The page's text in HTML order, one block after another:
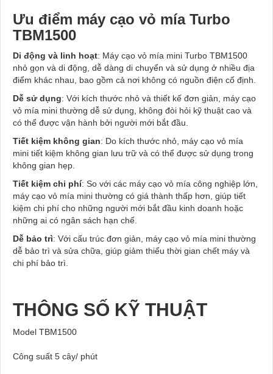
Ưu điểm máy cạo vỏ mía Turbo
TBM1500
Di động và linh hoạt: Máy cạo vỏ mía mini Turbo TBM1500
nhỏ gọn và di động, dễ dàng di chuyển và sử dụng ở nhiều địa
điểm khác nhau, bao gồm cả nơi không có nguồn điện cố định.
Dễ sử dụng: Với kích thước nhỏ và thiết kế đơn giản, máy cạo
vỏ mía mini thường dễ sử dụng, không đòi hỏi kỹ thuật cao và
có thể được vận hành bởi người mới bắt đầu.
Tiết kiệm không gian: Do kích thước nhỏ, máy cạo vỏ mía
mini tiết kiệm không gian lưu trữ và có thể được sử dụng trong
không gian hẹp.
Tiết kiệm chi phí: So với các máy cạo vỏ mía công nghiệp lớn,
máy cạo vỏ mía mini thường có giá thành thấp hơn, giúp tiết
kiệm chi phí cho những người mới bắt đầu kinh doanh hoặc
những ai có ngân sách hạn chế.
Dễ bảo trì: Với cấu trúc đơn giản, máy cạo vỏ mía mini thường
dễ bảo trì và sửa chữa, giúp giảm thiểu thời gian chết máy và
chi phí bảo trì.
THÔNG SỐ KỸ THUẬT
Model TBM1500
Công suất 5 cây/ phút